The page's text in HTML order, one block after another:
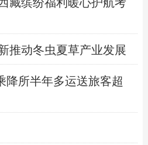
推动冬虫夏草产业发展
降所半年多运送旅客超